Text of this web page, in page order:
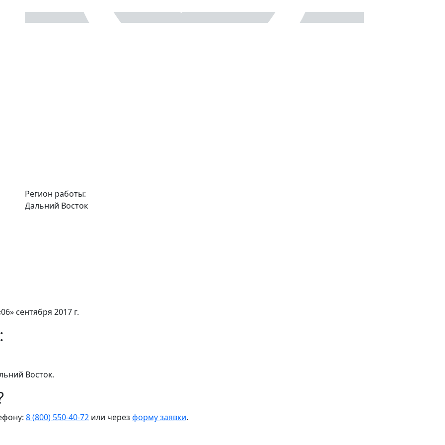
Регион работы:
Дальний Восток
сентября 2017 г.
Восток.
8 (800) 550-40-72 или через форму заявки.